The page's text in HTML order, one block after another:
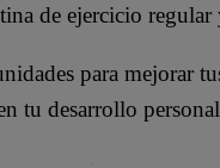
de ejercicio
para mejorar
tu desarrollo